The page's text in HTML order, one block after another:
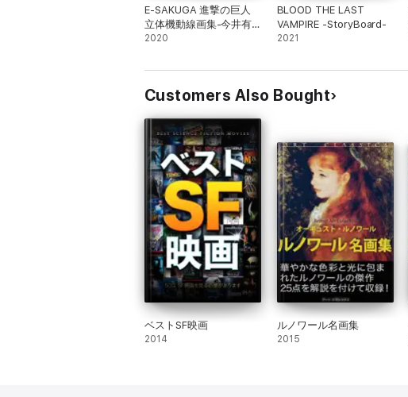
E-SAKUGA 進撃の巨人
立体機動線画集-今井有
文
2020
BLOOD THE LAST
VAMPIRE -StoryBoard-
2021
Customers Also Bought
ベストSF映画
2014
ルノワール名画集
2015